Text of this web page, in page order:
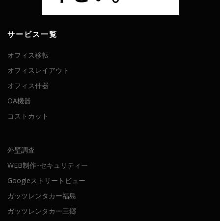
サービス一覧
オフィス移転
オフィスレイアウト
オフィス什器
OA機器
コストカット
外壁調査
WEB制作･セキュリティー
Googleストリートビュー
ガッツレンタカー福島
ガッツレンタカー三郷